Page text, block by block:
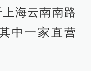
海云南南路
中一家直营